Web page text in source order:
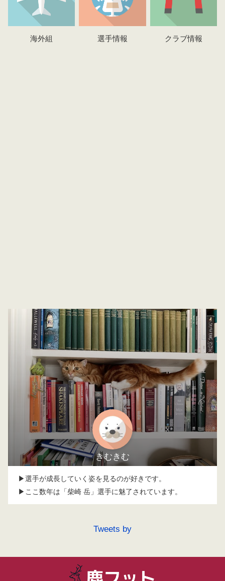
海外組 選手情報 クラブ情報
きむきむ
▶選手が成長していく姿を見るのが好きです。
▶ここ数年は「柴崎 岳」選手に魅了されています。
Tweets by